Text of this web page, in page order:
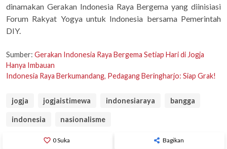
dinamakan Gerakan Indonesia Raya Bergema yang diinisiasi
Forum Rakyat Yogya untuk Indonesia bersama Pemerintah
DIY.
Sumber: Gerakan Indonesia Raya Bergema Setiap Hari di Jogja
Hanya Imbauan
Indonesia Raya Berkumandang, Pedagang Beringharjo: Siap Grak!
jogja jogjaistimewa indonesiaraya bangga
indonesia nasionalisme
favorite_border 0Suka Bagikan